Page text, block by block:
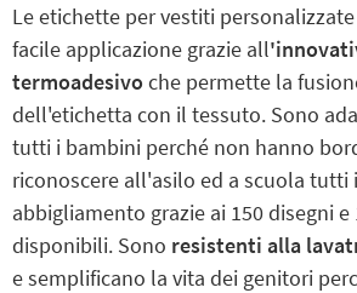
Le etichette per vestiti
facile applicazione grazie all
termoadesivoche permette la
dell'etichetta con il tessuto. Sono
tutti i bambini perché non hanno
riconoscere all'asilo ed a scuola tutti
abbigliamento grazie ai 150 disegni
disponibili. Sono resistenti alla
e semplificano la vita dei genitori